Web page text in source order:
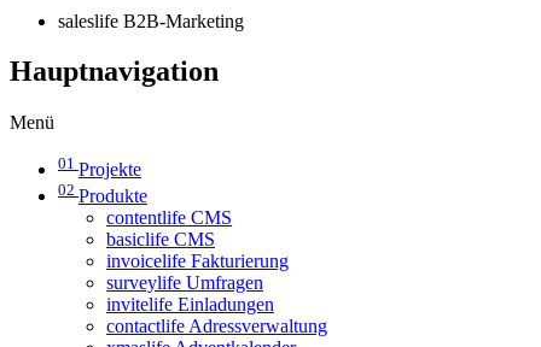
saleslife B2B-Marketing
Hauptnavigation
Menü
01 Projekte
02 Produkte
contentlife CMS
basiclife CMS
invoicelife Fakturierung
surveylife Umfragen
invitelife Einladungen
contactlife Adressverwaltung